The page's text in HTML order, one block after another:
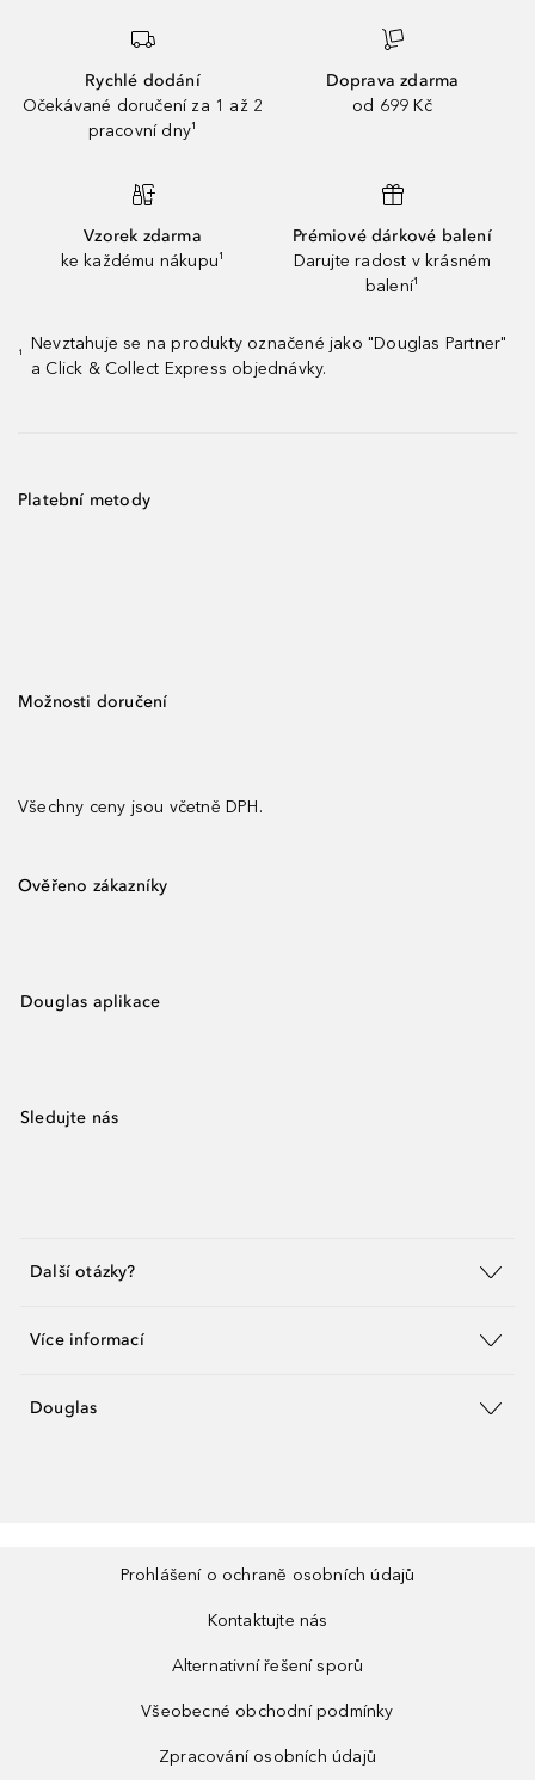
Rychlé dodání
Očekávané doručení za 1 až 2
pracovní dny¹
Doprava zdarma
od 699 Kč
Vzorek zdarma
ke každému nákupu¹
Prémiové dárkové balení
Darujte radost v krásném
balení¹
¹
Nevztahuje se na produkty označené jako "Douglas Partner"
a Click & Collect Express objednávky.
Platební metody
Možnosti doručení
Všechny ceny jsou včetně DPH.
Ověřeno zákazníky
Douglas aplikace
Sledujte nás
Další otázky?
Více informací
Douglas
Prohlášení o ochraně osobních údajů
Kontaktujte nás
Alternativní řešení sporů
Všeobecné obchodní podmínky
Zpracování osobních údajů